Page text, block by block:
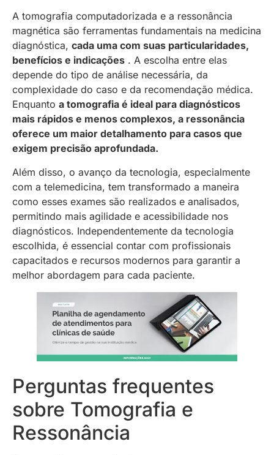
A tomografia computadorizada e a ressonância
magnética são ferramentas fundamentais na medicina
diagnóstica, cada uma com suas particularidades,
benefícios e indicações . A escolha entre elas
depende do tipo de análise necessária, da
complexidade do caso e da recomendação médica.
Enquanto a tomografia é ideal para diagnósticos
mais rápidos e menos complexos, a ressonância
oferece um maior detalhamento para casos que
exigem precisão aprofundada.
Além disso, o avanço da tecnologia, especialmente
com a telemedicina, tem transformado a maneira
como esses exames são realizados e analisados,
permitindo mais agilidade e acessibilidade nos
diagnósticos. Independentemente da tecnologia
escolhida, é essencial contar com profissionais
capacitados e recursos modernos para garantir a
melhor abordagem para cada paciente.
Perguntas frequentes
sobre Tomografia e
Ressonância